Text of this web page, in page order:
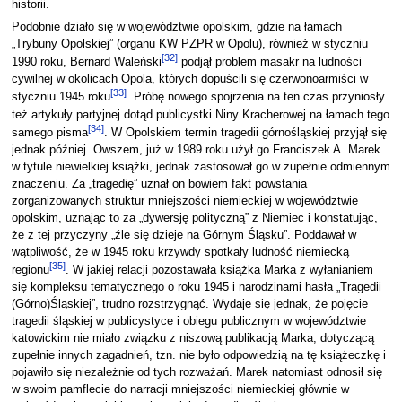
historii.
Podobnie działo się w województwie opolskim, gdzie na łamach
„Trybuny Opolskiej” (organu KW PZPR w Opolu), również w styczniu
1990 roku, Bernard Waleński[32]podjął problem masakr na ludności
cywilnej w okolicach Opola, których dopuścili się czerwonoarmiści w
styczniu 1945 roku[33]. Próbę nowego spojrzenia na ten czas przyniosły
też artykuły partyjnej dotąd publicystki Niny Kracherowej na łamach tego
samego pisma[34]. W Opolskiem termin tragedii górnośląskiej przyjął się
jednak później. Owszem, już w 1989 roku użył go Franciszek A. Marek
w tytule niewielkiej książki, jednak zastosował go w zupełnie odmiennym
znaczeniu. Za „tragedię” uznał on bowiem fakt powstania
zorganizowanych struktur mniejszości niemieckiej w województwie
opolskim, uznając to za „dywersję polityczną” z Niemiec i konstatując,
że z tej przyczyny „źle się dzieje na Górnym Śląsku”. Poddawał w
wątpliwość, że w 1945 roku krzywdy spotkały ludność niemiecką
regionu[35]. W jakiej relacji pozostawała książka Marka z wyłanianiem
się kompleksu tematycznego o roku 1945 i narodzinami hasła „Tragedii
(Górno)Śląskiej”, trudno rozstrzygnąć. Wydaje się jednak, że pojęcie
tragedii śląskiej w publicystyce i obiegu publicznym w województwie
katowickim nie miało związku z niszową publikacją Marka, dotyczącą
zupełnie innych zagadnień, tzn. nie było odpowiedzią na tę książeczkę i
pojawiło się niezależnie od tych rozważań. Marek natomiast odnosił się
w swoim pamflecie do narracji mniejszości niemieckiej głównie w